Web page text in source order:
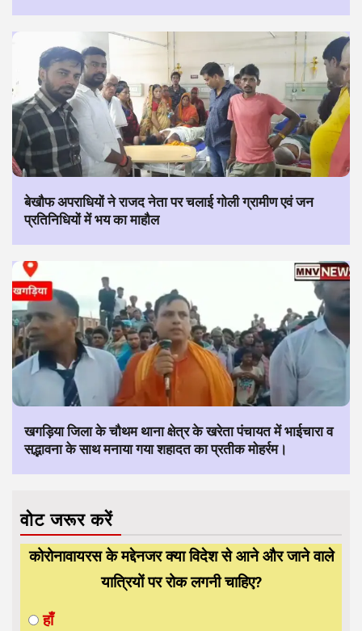
बेखौफ अपराधियों ने राजद नेता पर चलाई गोली ग्रामीण एवं जन
प्रतिनिधियों में भय का माहौल
खगड़िया जिला के चौथम थाना क्षेत्र के खरेता पंचायत में भाईचारा व
सद्भावना के साथ मनाया गया शहादत का प्रतीक मोहर्रम।
वोट जरूर करें
कोरोनावायरस के मद्देनजर क्या विदेश से आने और जाने वाले
यात्रियों पर रोक लगनी चाहिए?
हाँ